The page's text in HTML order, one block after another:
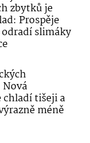
zbytků je
Prospěje
slimáky
tišeji a
méně